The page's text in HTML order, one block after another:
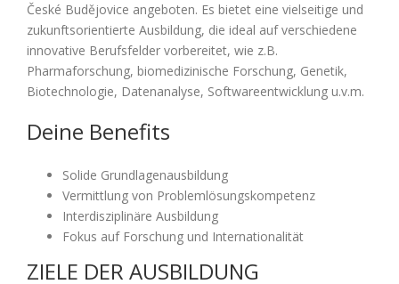
České Budějovice angeboten. Es bietet eine vielseitige und
zukunftsorientierte Ausbildung, die ideal auf verschiedene
innovative Berufsfelder vorbereitet, wie z.B.
Pharmaforschung, biomedizinische Forschung, Genetik,
Biotechnologie, Datenanalyse, Softwareentwicklung u.v.m.
Deine Benefits
Solide Grundlagenausbildung
Vermittlung von Problemlösungskompetenz
Interdisziplinäre Ausbildung
Fokus auf Forschung und Internationalität
ZIELE DER AUSBILDUNG